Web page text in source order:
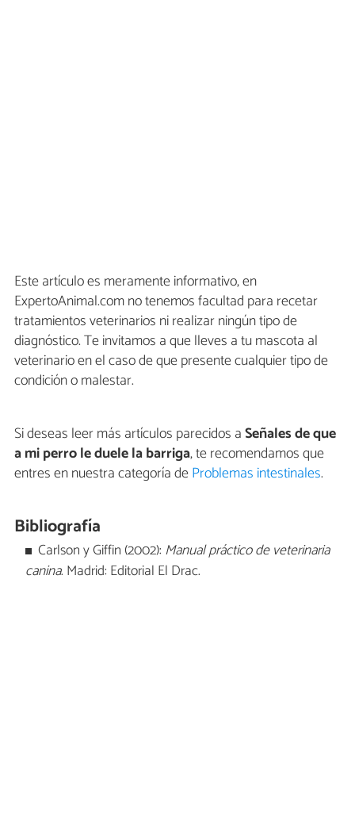
Este artículo es meramente informativo, en
ExpertoAnimal.com no tenemos facultad para recetar
tratamientos veterinarios ni realizar ningún tipo de
diagnóstico. Te invitamos a que lleves a tu mascota al
veterinario en el caso de que presente cualquier tipo de
condición o malestar.
Si deseas leer más artículos parecidos aSeñales de que
a mi perro le duele la barriga, te recomendamos que
entres en nuestra categoría deProblemas intestinales.
Bibliografía
Carlson y Giffin (2002): Manual práctico de veterinaria
canina. Madrid: Editorial El Drac.